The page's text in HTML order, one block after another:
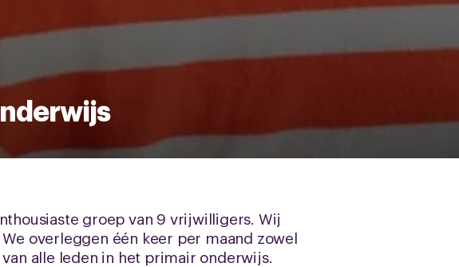
groep van 9 vrijwilligers. Wij
overleggen één keer per maand zowel
alle leden in het primair onderwijs.